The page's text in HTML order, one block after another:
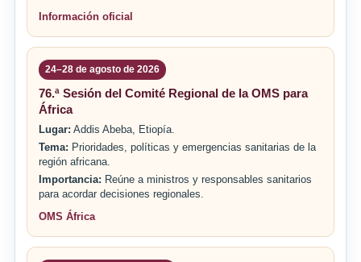
Información oficial
24–28 de agosto de 2026
76.ª Sesión del Comité Regional de la OMS para
África
Lugar: Addis Abeba, Etiopía.
Tema: Prioridades, políticas y emergencias sanitarias de la
región africana.
Importancia: Reúne a ministros y responsables sanitarios
para acordar decisiones regionales.
OMS África